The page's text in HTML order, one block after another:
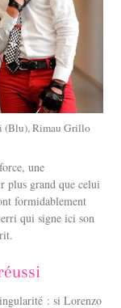
(Blu), Rimau Grillo
une
plus grand que celui
formidablement
qui signe ici son
: si Lorenzo